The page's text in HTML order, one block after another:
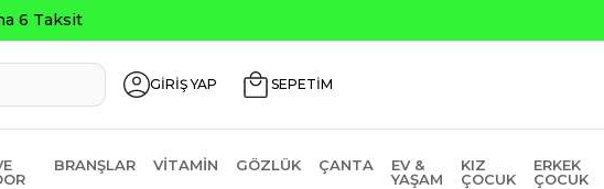
GİRİŞ YAP SEPETİM
BRANŞLAR VITAMIN GÖZLÜK ÇANTA
EV &
YAŞAM
KIZ
ÇOCUK
ERKEK
ÇOCUK